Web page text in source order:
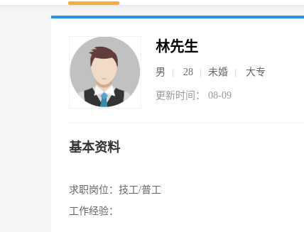
林先生
男 28 未婚 大专
更新时间： 08-09
基本资料
求职岗位： 技工/普工
工作经验：